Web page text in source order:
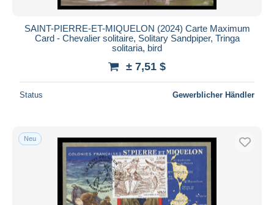
SAINT-PIERRE-ET-MIQUELON (2024) Carte Maximum
Card - Chevalier solitaire, Solitary Sandpiper, Tringa
solitaria, bird
± 7,51 $
Status Gewerblicher Händler
Neu